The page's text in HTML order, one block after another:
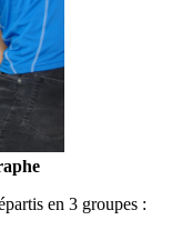
en 3 groupes :